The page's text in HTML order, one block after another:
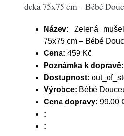
deka 75x75 cm – Bébé
Název: Zelená
75x75 cm – Bébé
Cena: 459 Kč
Poznámka k dopravě:
Dostupnost:
Výrobce: Bébé
Cena dopravy: 99.00
:
: